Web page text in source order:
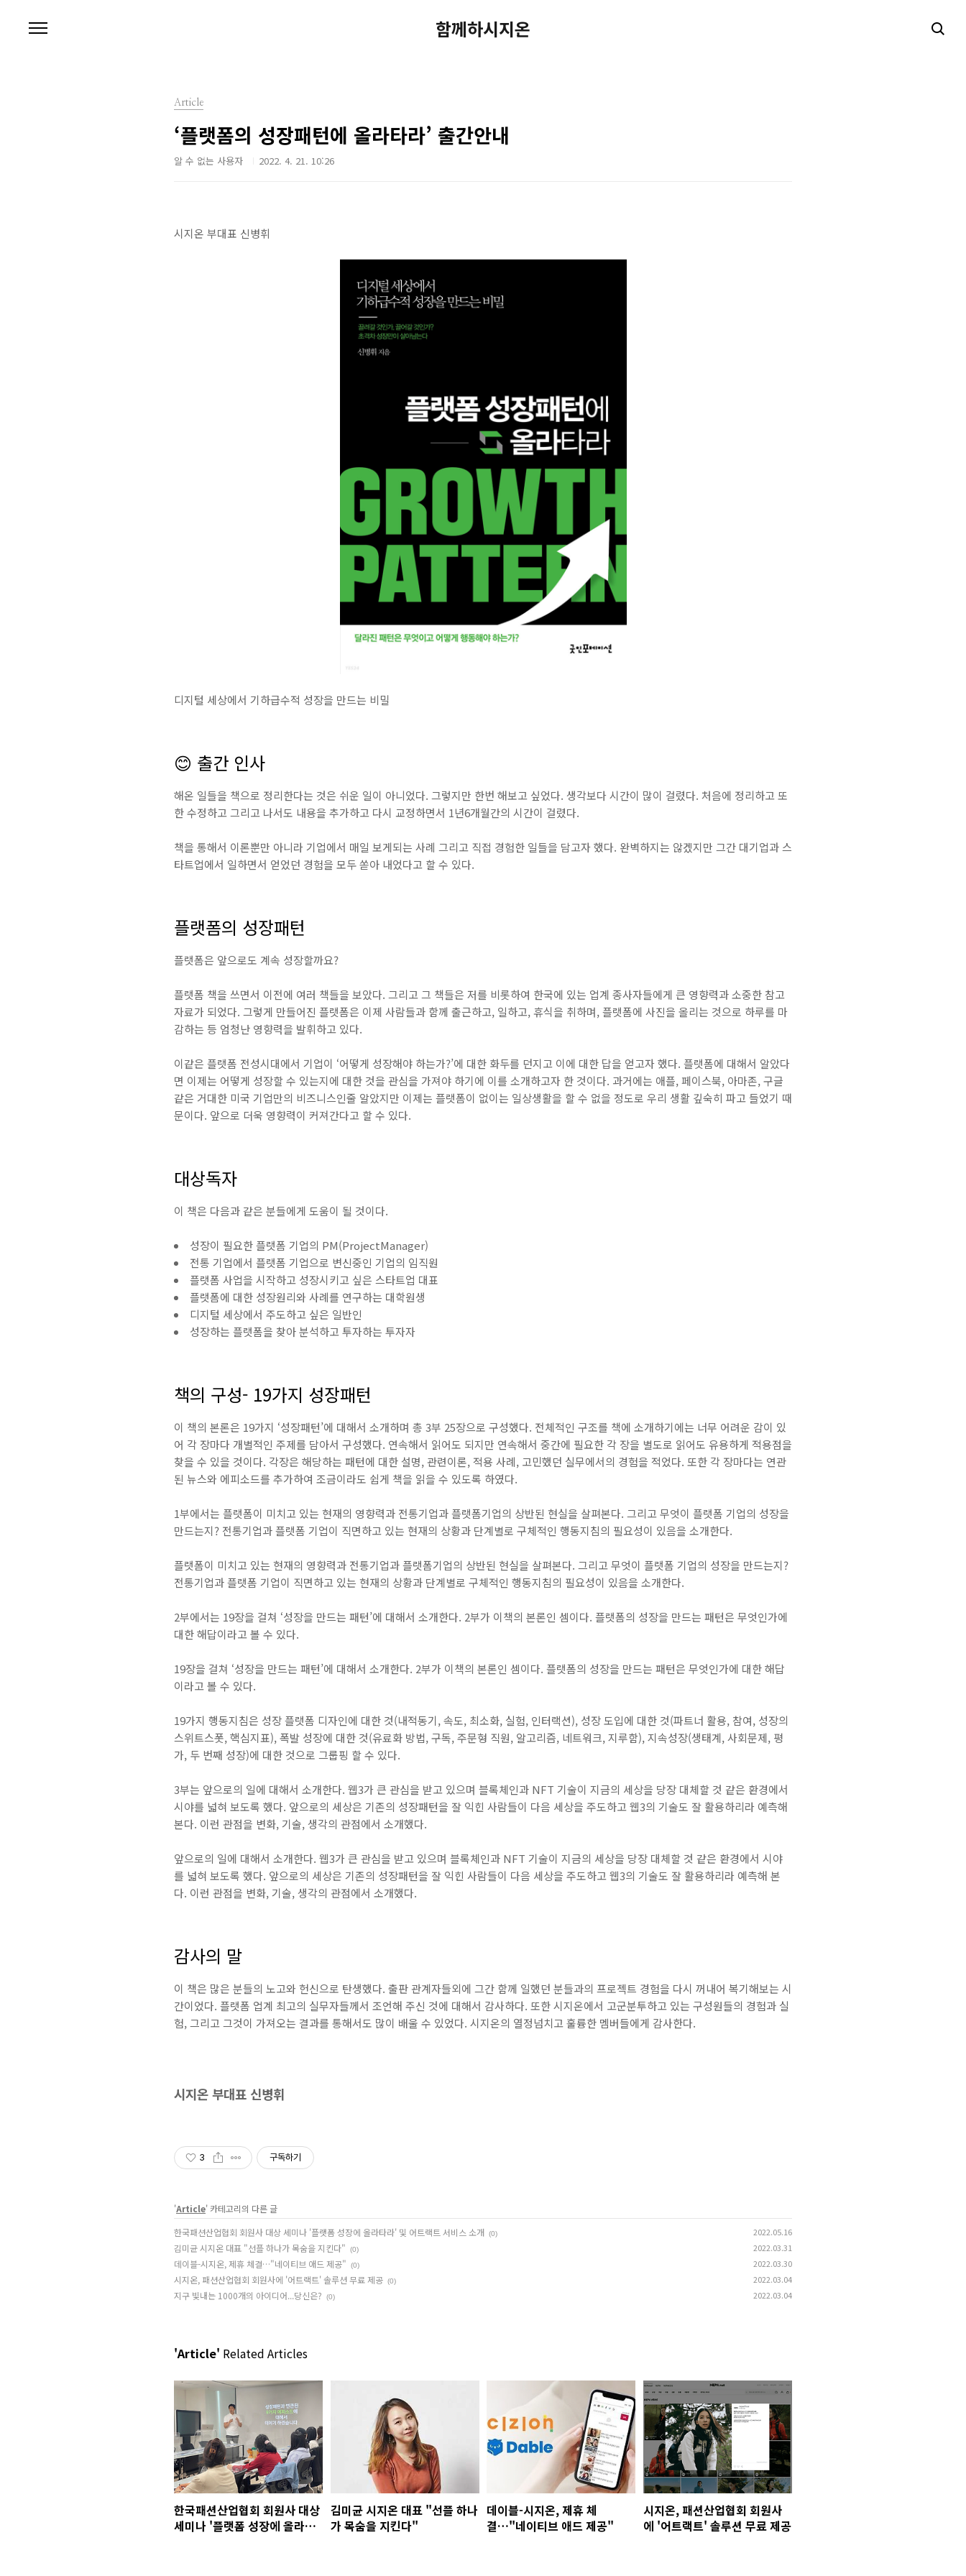
함께하시지온
Article
‘플랫폼의 성장패턴에 올라타라’ 출간안내
알 수 없는 사용자 2022. 4. 21. 10:26
시지온 부대표 신병휘
디지털 세상에서 기하급수적 성장을 만드는 비밀
😊 출간 인사
해온 일들을 책으로 정리한다는 것은 쉬운 일이 아니었다. 그렇지만 한번 해보고 싶었다. 생각보다 시간이 많이 걸렸다. 처음에 정리하고 또
한 수정하고 그리고 나서도 내용을 추가하고 다시 교정하면서 1년6개월간의 시간이 걸렸다.
책을 통해서 이론뿐만 아니라 기업에서 매일 보게되는 사례 그리고 직접 경험한 일들을 담고자 했다. 완벽하지는 않겠지만 그간 대기업과 스
타트업에서 일하면서 얻었던 경험을 모두 쏟아 내었다고 할 수 있다.
플랫폼의 성장패턴
플랫폼은 앞으로도 계속 성장할까요?
플랫폼 책을 쓰면서 이전에 여러 책들을 보았다. 그리고 그 책들은 저를 비롯하여 한국에 있는 업계 종사자들에게 큰 영향력과 소중한 참고
자료가 되었다. 그렇게 만들어진 플랫폼은 이제 사람들과 함께 출근하고, 일하고, 휴식을 취하며, 플랫폼에 사진을 올리는 것으로 하루를 마
감하는 등 엄청난 영향력을 발휘하고 있다.
이같은 플랫폼 전성시대에서 기업이 ‘어떻게 성장해야 하는가?’에 대한 화두를 던지고 이에 대한 답을 얻고자 했다. 플랫폼에 대해서 알았다
면 이제는 어떻게 성장할 수 있는지에 대한 것을 관심을 가져야 하기에 이를 소개하고자 한 것이다. 과거에는 애플, 페이스북, 아마존, 구글
같은 거대한 미국 기업만의 비즈니스인줄 알았지만 이제는 플랫폼이 없이는 일상생활을 할 수 없을 정도로 우리 생활 깊숙히 파고 들었기 때
문이다. 앞으로 더욱 영향력이 커져간다고 할 수 있다.
대상독자
이 책은 다음과 같은 분들에게 도움이 될 것이다.
성장이 필요한 플랫폼 기업의 PM(ProjectManager)
전통 기업에서 플랫폼 기업으로 변신중인 기업의 임직원
플랫폼 사업을 시작하고 성장시키고 싶은 스타트업 대표
플랫폼에 대한 성장원리와 사례를 연구하는 대학원생
디지털 세상에서 주도하고 싶은 일반인
성장하는 플랫폼을 찾아 분석하고 투자하는 투자자
책의 구성- 19가지 성장패턴
이 책의 본론은 19가지 ‘성장패턴’에 대해서 소개하며 총 3부 25장으로 구성했다. 전체적인 구조를 책에 소개하기에는 너무 어려운 감이 있
어 각 장마다 개별적인 주제를 담아서 구성했다. 연속해서 읽어도 되지만 연속해서 중간에 필요한 각 장을 별도로 읽어도 유용하게 적용점을
찾을 수 있을 것이다. 각장은 해당하는 패턴에 대한 설명, 관련이론, 적용 사례, 고민했던 실무에서의 경험을 적었다. 또한 각 장마다는 연관
된 뉴스와 에피소드를 추가하여 조금이라도 쉽게 책을 읽을 수 있도록 하였다.
1부에서는 플랫폼이 미치고 있는 현재의 영향력과 전통기업과 플랫폼기업의 상반된 현실을 살펴본다. 그리고 무엇이 플랫폼 기업의 성장을
만드는지? 전통기업과 플랫폼 기업이 직면하고 있는 현재의 상황과 단계별로 구체적인 행동지침의 필요성이 있음을 소개한다.
플랫폼이 미치고 있는 현재의 영향력과 전통기업과 플랫폼기업의 상반된 현실을 살펴본다. 그리고 무엇이 플랫폼 기업의 성장을 만드는지?
전통기업과 플랫폼 기업이 직면하고 있는 현재의 상황과 단계별로 구체적인 행동지침의 필요성이 있음을 소개한다.
2부에서는 19장을 걸쳐 ‘성장을 만드는 패턴’에 대해서 소개한다. 2부가 이책의 본론인 셈이다. 플랫폼의 성장을 만드는 패턴은 무엇인가에
대한 해답이라고 볼 수 있다.
19장을 걸쳐 ‘성장을 만드는 패턴’에 대해서 소개한다. 2부가 이책의 본론인 셈이다. 플랫폼의 성장을 만드는 패턴은 무엇인가에 대한 해답
이라고 볼 수 있다.
19가지 행동지침은 성장 플랫폼 디자인에 대한 것(내적동기, 속도, 최소화, 실험, 인터랙션), 성장 도입에 대한 것(파트너 활용, 참여, 성장의
스위트스폿, 핵심지표), 폭발 성장에 대한 것(유료화 방법, 구독, 주문형 직원, 알고리즘, 네트워크, 지루함), 지속성장(생태계, 사회문제, 평
가, 두 번째 성장)에 대한 것으로 그룹핑 할 수 있다.
3부는 앞으로의 일에 대해서 소개한다. 웹3가 큰 관심을 받고 있으며 블록체인과 NFT 기술이 지금의 세상을 당장 대체할 것 같은 환경에서
시야를 넓혀 보도록 했다. 앞으로의 세상은 기존의 성장패턴을 잘 익힌 사람들이 다음 세상을 주도하고 웹3의 기술도 잘 활용하리라 예측해
본다. 이런 관점을 변화, 기술, 생각의 관점에서 소개했다.
앞으로의 일에 대해서 소개한다. 웹3가 큰 관심을 받고 있으며 블록체인과 NFT 기술이 지금의 세상을 당장 대체할 것 같은 환경에서 시야
를 넓혀 보도록 했다. 앞으로의 세상은 기존의 성장패턴을 잘 익힌 사람들이 다음 세상을 주도하고 웹3의 기술도 잘 활용하리라 예측해 본
다. 이런 관점을 변화, 기술, 생각의 관점에서 소개했다.
감사의 말
이 책은 많은 분들의 노고와 헌신으로 탄생했다. 출판 관계자들외에 그간 함께 일했던 분들과의 프로젝트 경험을 다시 꺼내어 복기해보는 시
간이었다. 플랫폼 업계 최고의 실무자들께서 조언해 주신 것에 대해서 감사하다. 또한 시지온에서 고군분투하고 있는 구성원들의 경험과 실
험, 그리고 그것이 가져오는 결과를 통해서도 많이 배울 수 있었다. 시지온의 열정넘치고 훌륭한 멤버들에게 감사한다.
시지온 부대표 신병휘
3 구독하기
'Article' 카테고리의 다른 글
한국패션산업협회 회원사 대상 세미나 '플랫폼 성장에 올라타라' 및 어트랙트 서비스 소개 (0) 2022.05.16
김미균 시지온 대표 "선플 하나가 목숨을 지킨다" (0) 2022.03.31
데이블-시지온, 제휴 체결…"네이티브 애드 제공" (0) 2022.03.30
시지온, 패션산업협회 회원사에 '어트랙트' 솔루션 무료 제공 (0) 2022.03.04
지구 빛내는 1000개의 아이디어...당신은? (0) 2022.03.04
'Article' Related Articles
한국패션산업협회 회원사 대상
세미나 '플랫폼 성장에 올라타
김미균 시지온 대표 "선플 하나
가 목숨을 지킨다"
데이블-시지온, 제휴 체
결…"네이티브 애드 제공"
시지온, 패션산업협회 회원사
에 '어트랙트' 솔루션 무료 제공